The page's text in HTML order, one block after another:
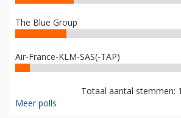
The Blue Group
Air-France-KLM-SAS(-TAP)
Totaal aantal stemmen:
Meer polls